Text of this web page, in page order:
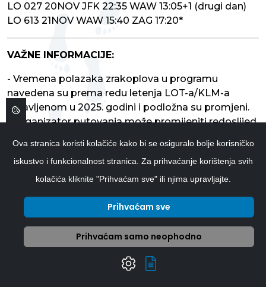
LO 027 20NOV JFK 22:35 WAW 13:05+1 (drugi dan)
LO 613 21NOV WAW 15:40 ZAG 17:20*
VAŽNE INFORMACIJE:
- Vremena polazaka zrakoplova u programu
navedena su prema redu letenja LOT-a/KLM-a
objavljenom u 2025. godini i podložna su promjeni.
- Organizator putovanja može promijeniti redoslijed
letenja, radnom vremenu muzeja ili državnim
praznicima. Sadržaj razgleda ostaje kako je objavljen
bez obzira na redoslijed obilaska tijekom razgleda.
najkesnije 72 sata prije putovanja – to je završni
informacije o točnom vremenu polaska, kontakt i
ime voditelja putovanja i sl.).
- Fakultativnu ponudu (ulaznice, večere i slično)
Ova stranica koristi kolačiće kako bi se osiguralo bolje korisničko
iskustvo i funkcionalnost stranica. Za prihvaćanje korištenja svih
kolačića kliknite "Prihvaćam sve" ili njima upravljajte.
Prihvaćam sve
Prihvaćam samo neophodno